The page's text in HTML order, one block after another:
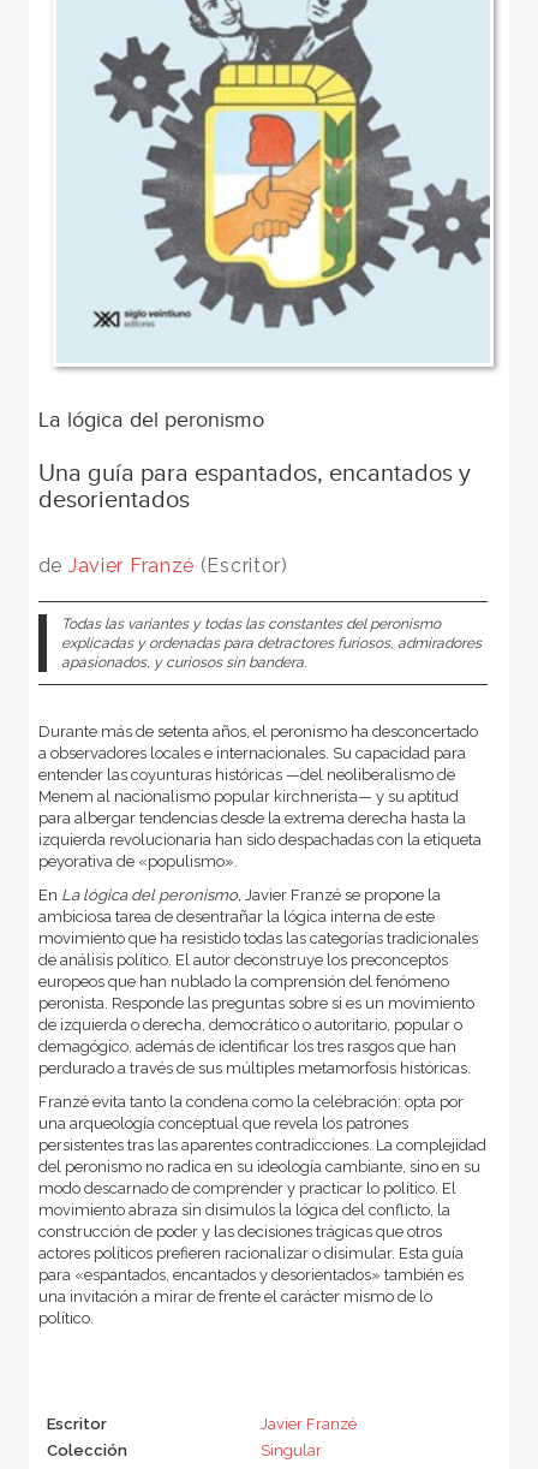
La lógica del peronismo
Una guía para espantados, encantados y
desorientados
de Javier Franzé (Escritor)
Todas las variantes y todas las constantes del peronismo
explicadas y ordenadas para detractores furiosos, admiradores
apasionados, y curiosos sin bandera.
Durante más de setenta años, el peronismo ha desconcertado
a observadores locales e internacionales. Su capacidad para
entender las coyunturas históricas —del neoliberalismo de
Menem al nacionalismo popular kirchnerista— y su aptitud
para albergar tendencias desde la extrema derecha hasta la
izquierda revolucionaria han sido despachadas con la etiqueta
peyorativa de «populismo».
En La lógica del peronismo, Javier Franzé se propone la
ambiciosa tarea de desentrañar la lógica interna de este
movimiento que ha resistido todas las categorías tradicionales
de análisis político. El autor deconstruye los preconceptos
europeos que han nublado la comprensión del fenómeno
peronista. Responde las preguntas sobre si es un movimiento
de izquierda o derecha, democrático o autoritario, popular o
demagógico, además de identificar los tres rasgos que han
perdurado a través de sus múltiples metamorfosis históricas.
Franzé evita tanto la condena como la celebración: opta por
una arqueología conceptual que revela los patrones
persistentes tras las aparentes contradicciones. La complejidad
del peronismo no radica en su ideología cambiante, sino en su
modo descarnado de comprender y practicar lo político. El
movimiento abraza sin disimulos la lógica del conflicto, la
construcción de poder y las decisiones trágicas que otros
actores políticos prefieren racionalizar o disimular. Esta guía
para «espantados, encantados y desorientados» también es
una invitación a mirar de frente el carácter mismo de lo
político.
Escritor
Javier Franzé
Colección
Singular